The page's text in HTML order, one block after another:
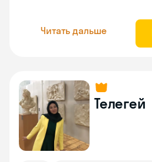
Читать дальше
Телегей